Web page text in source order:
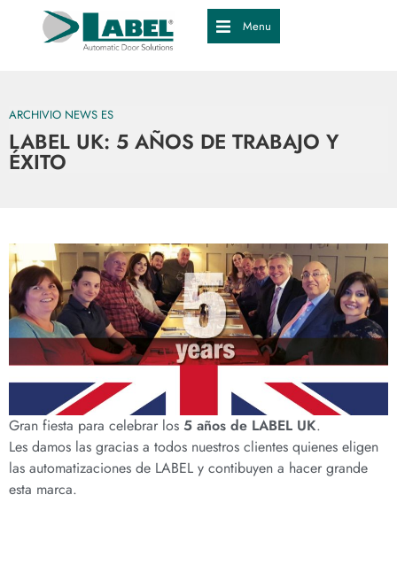
Menu
ARCHIVIO NEWS ES
LABEL UK: 5 AÑOS DE TRABAJO Y
ÉXITO
Gran fiesta para celebrar los 5 años de LABEL UK.
Les damos las gracias a todos nuestros clientes quienes eligen
las automatizaciones de LABEL y contibuyen a hacer grande
esta marca.